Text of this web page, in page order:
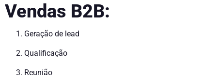
Vendas B2B:
Geração de lead
Qualificação
Reunião